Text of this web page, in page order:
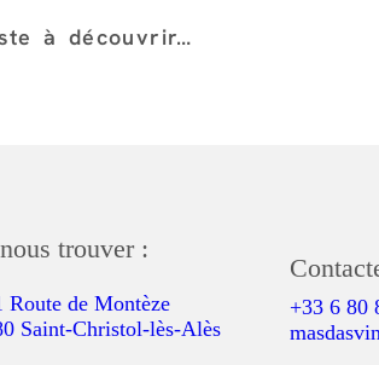
à découvrir…
trouver :
Route de Montèze
Saint-Christol-lès-Alès
+33 6 80